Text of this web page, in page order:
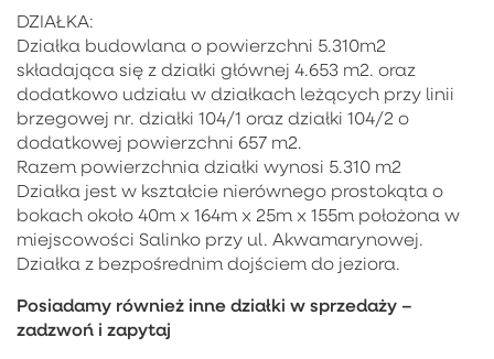
DZIAŁKA:
Działka budowlana o powierzchni 5.310m2
składająca się z działki głównej 4.653 m2. oraz
dodatkowo udziału w działkach leżących przy linii
brzegowej nr. działki 104/1 oraz działki 104/2 o
dodatkowej powierzchni 657 m2.
Razem powierzchnia działki wynosi 5.310 m2
Działka jest w kształcie nierównego prostokąta o
bokach około 40m x 164m x 25m x 155m położona w
miejscowości Salinko przy ul. Akwamarynowej.
Działka z bezpośrednim dojściem do jeziora.
Posiadamy również inne działki w sprzedaży –
zadzwoń i zapytaj